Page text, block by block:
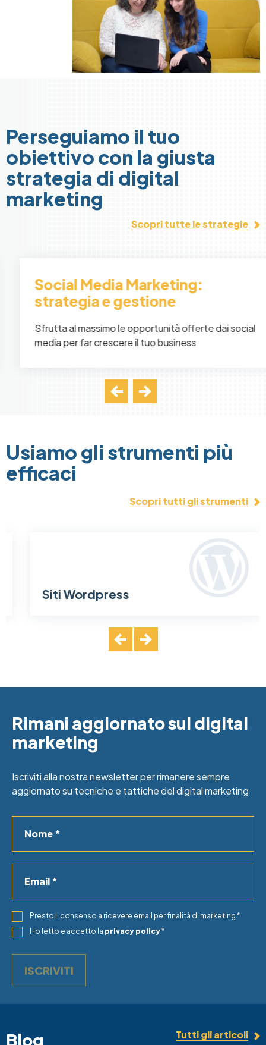
Perseguiamo il tuo
obiettivo con la giusta
strategia di digital
marketing
Scopri tutte le strategie
Social Media Marketing:
strategia e gestione
Sfrutta al massimo le opportunità offerte dai social
media per far crescere il tuo business
Usiamo gli strumenti più
efficaci
Scopri tutti gli strumenti
Siti Wordpress
SVG
Rimani aggiornato sul digital
marketing
Iscriviti alla nostra newsletter per rimanere sempre
aggiornato su tecniche e tattiche del digital marketing
Presto il consenso a ricevere email per finalità di marketing *
Ho letto e accetto la privacy policy*
ISCRIVITI
Blog Tutti gli articoli